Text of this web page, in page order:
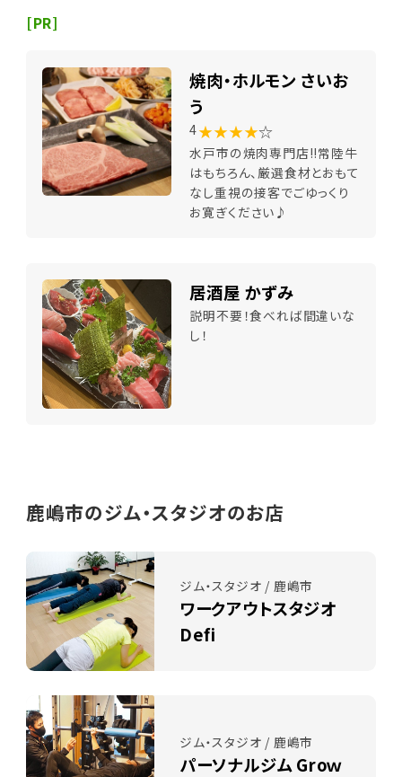
[PR]
焼肉・ホルモン さいお
う
4★★★★☆
水戸市の焼肉専門店!!常陸牛
はもちろん、厳選食材とおもて
なし重視の接客でごゆっくり
お寛ぎください♪
居酒屋 かずみ
説明不要！食べれば間違いな
し！
鹿嶋市のジム・スタジオのお店
ジム・スタジオ / 鹿嶋市
ワークアウトスタジオ
Defi
ジム・スタジオ / 鹿嶋市
パーソナルジム Groｗ